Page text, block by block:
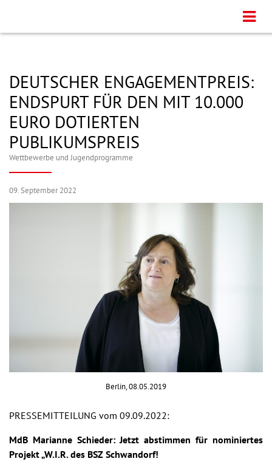
DEUTSCHER ENGAGEMENTPREIS:
ENDSPURT FÜR DEN MIT 10.000
EURO DOTIERTEN
PUBLIKUMSPREIS
Wettbewerbe und Jugendprogramme
09. September 2022
Berlin, 08.05.2019
PRESSEMITTEILUNG vom 09.09.2022:
MdB Marianne Schieder: Jetzt abstimmen für nominiertes
Projekt „W.I.R. des BSZ Schwandorf!